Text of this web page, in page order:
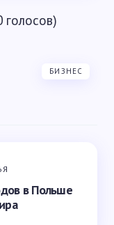
голосов)
БИЗНЕС
в Польше